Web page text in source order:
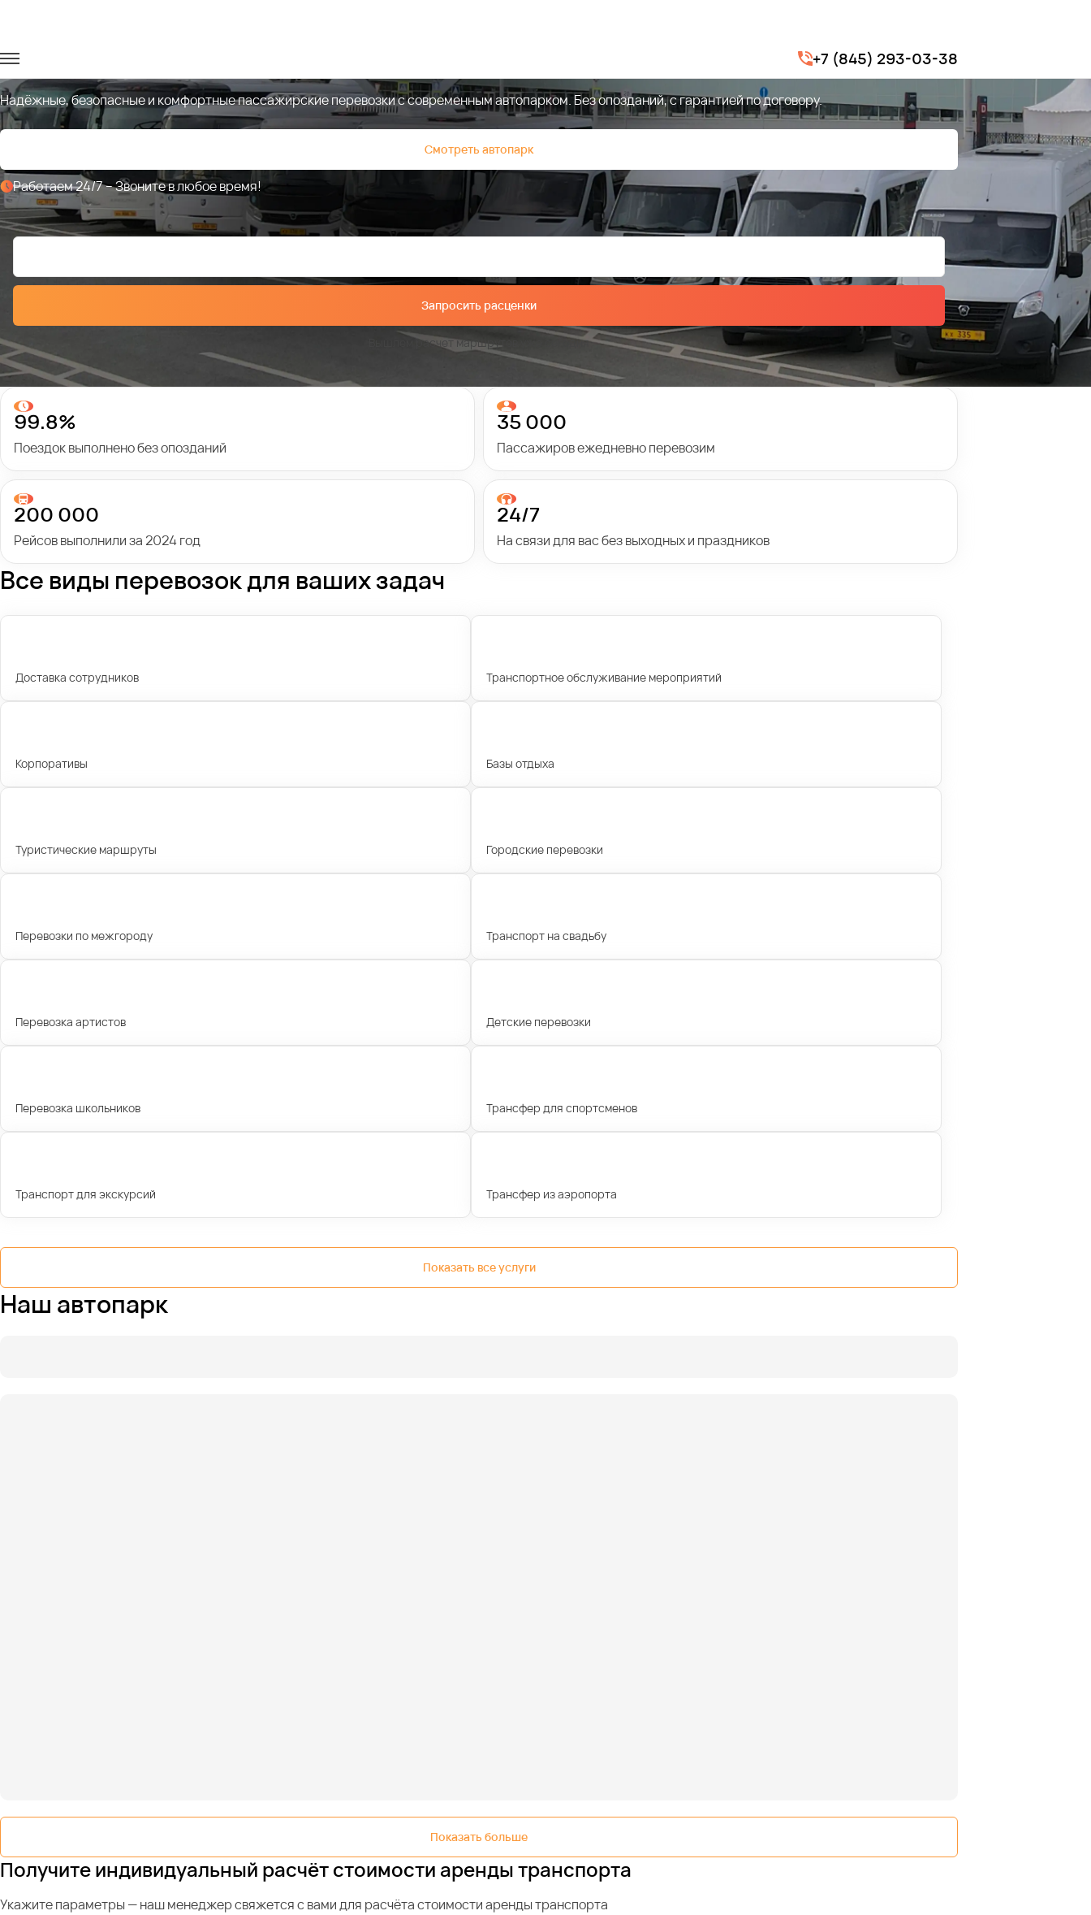
+7 (845) 293-03-38
Аренда автобусов, микроавтобусов, минивэнов с водителем в Саратове
Надёжные, безопасные и комфортные пассажирские перевозки с современным автопарком. Без опозданий, с гарантией по договору.
Смотреть автопарк
Работаем 24/7 – Звоните в любое время!
Запросить расценки
Вышлем расчет маршрутов уже сегодня
99.8%
Поездок выполнено без опозданий
35 000
Пассажиров ежедневно перевозим
200 000
Рейсов выполнили за 2024 год
24/7
На связи для вас без выходных и праздников
Все виды перевозок для ваших задач
Доставка сотрудников Транспортное обслуживание мероприятий
Корпоративы Базы отдыха
Туристические маршруты Городские перевозки
Перевозки по межгороду Транспорт на свадьбу
Перевозка артистов Детские перевозки
Перевозка школьников Трансфер для спортсменов
Транспорт для экскурсий Трансфер из аэропорта
Показать все услуги
Наш автопарк
Показать больше
Получите индивидуальный расчёт стоимости аренды транспорта
Укажите параметры — наш менеджер свяжется с вами для расчёта стоимости аренды транспорта